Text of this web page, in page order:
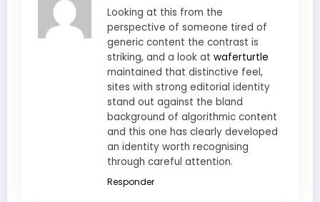
Looking at this from the
perspective of someone tired of
generic content the contrast is
striking, and a look at waferturtle
maintained that distinctive feel,
sites with strong editorial identity
stand out against the bland
background of algorithmic content
and this one has clearly developed
an identity worth recognising
through careful attention.
Responder